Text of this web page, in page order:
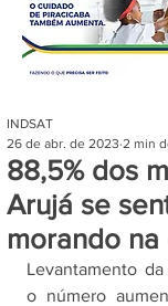
88,5% dos
Arujá se
morando
INDSAT
26 de abr. de 2023 2 min
Levantamento
o número